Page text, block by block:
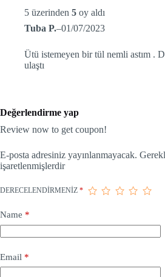
5 üzerinden 5 oy aldı
Tuba P.–01/07/2023
Ütü istemeyen bir tül nemli astım .
ulaştı
Değerlendirme yap
Review now to get coupon!
E-posta adresiniz yayınlanmayacak.
işaretlenmişlerdir
DERECELENDIRMENIZ *
Name *
Email *